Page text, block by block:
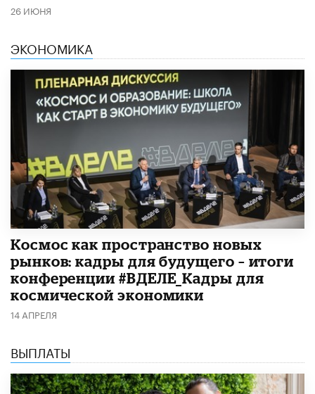
26 ИЮНЯ
ЭКОНОМИКА
Космос как пространство новых
рынков: кадры для будущего – итоги
конференции #ВДЕЛЕ_Кадры для
космической экономики
14 АПРЕЛЯ
ВЫПЛАТЫ